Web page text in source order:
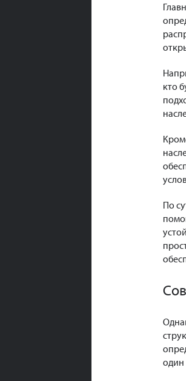
кто
По
один